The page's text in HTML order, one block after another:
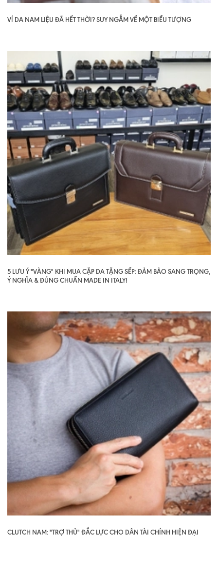
VÍ DA NAM LIỆU ĐÃ HẾT THỜI? SUY NGẪM VỀ MỘT BIỂU TƯỢNG
5 LƯU Ý "VÀNG" KHI MUA CẶP DA TẶNG SẾP: ĐẢM BẢO SANG TRỌNG,
Ý NGHĨA & ĐÚNG CHUẨN MADE IN ITALY!
CLUTCH NAM: "TRỢ THỦ" ĐẮC LỰC CHO DÂN TÀI CHÍNH HIỆN ĐẠI